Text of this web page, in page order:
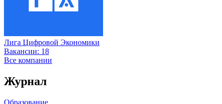
Лига Цифровой Экономики
Вакансии: 18
Все компании
Журнал
Образование